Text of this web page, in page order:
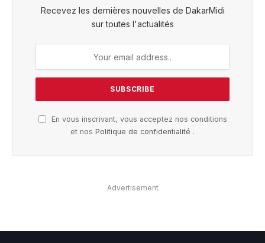
Recevez les dernières nouvelles de DakarMidi
sur toutes l'actualités
En vous inscrivant, vous acceptez nos conditions
et nos Politique de confidentialité .
Advertisement